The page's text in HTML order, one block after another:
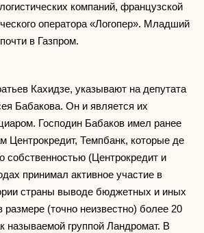
компаний, французской
оператора «Логопер». Младший
в Газпром.
Кахидзе, указывают на депутата
Бабакова. Он и является их
Господин Бабаков имел ранее
Центрокредит, Темпбанк, которые де
собственностью (Центрокредит и
принимал активное участие в
страны выводе бюджетных и иных
размере (точно неизвестно) более 20
называемой группой Ландромат. В